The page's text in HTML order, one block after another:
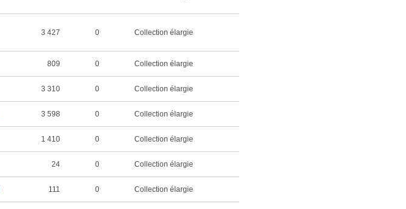
3 427 0 Collection élargie
809 0 Collection élargie
3 310 0 Collection élargie
3 598 0 Collection élargie
1 410 0 Collection élargie
24 0 Collection élargie
111 0 Collection élargie